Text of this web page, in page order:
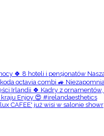
CAFEE' już wisi w salonie showr